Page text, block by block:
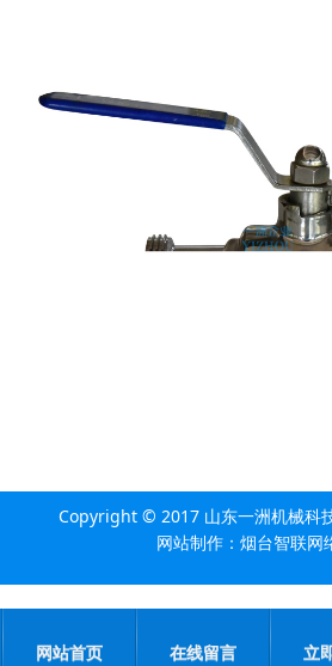
Copyright © 2017 山东一洲机械科
网站制作 ： 烟台智联网
网站首页 在线留言 立